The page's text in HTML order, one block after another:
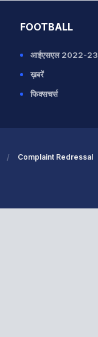
FOOTBALL
आईएसएल 2022-23
ख़बरें
फिक्सचर्स
Complaint Redressal